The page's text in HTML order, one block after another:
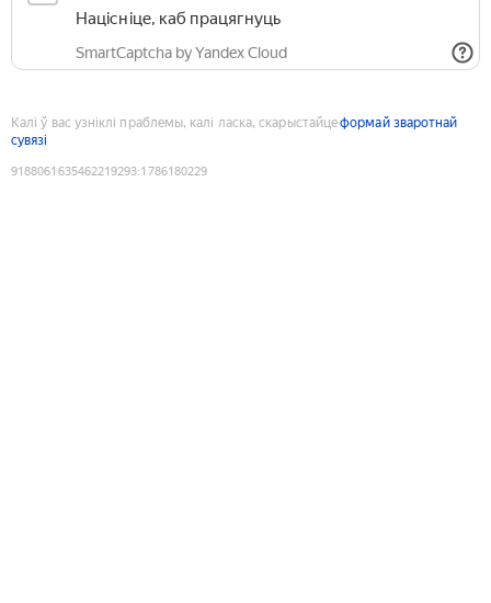
Націсніце, каб працягнуць
SmartCaptcha by Yandex Cloud
Калі ў вас узніклі праблемы, калі ласка, скарыстайцеформай зваротнай
сувязі
9188061635462219293:1786180229